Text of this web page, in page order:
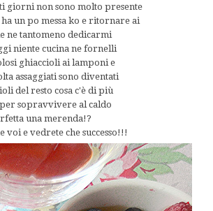
giorni non sono molto presente
un po messa ko e ritornare ai
ne tantomeno dedicarmi
niente cucina ne fornelli
ghiaccioli ai lamponi e
assaggiati sono diventati
del resto cosa c'è di più
sopravvivere al caldo
una merenda!?
voi e vedrete che successo!!!